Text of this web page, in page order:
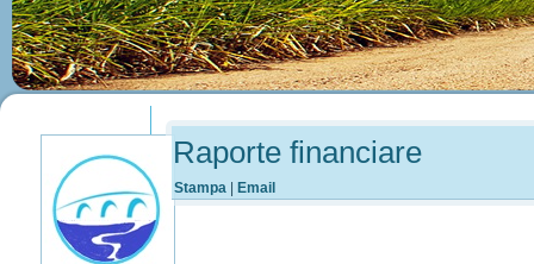
Raporte financiare
Stampa Email